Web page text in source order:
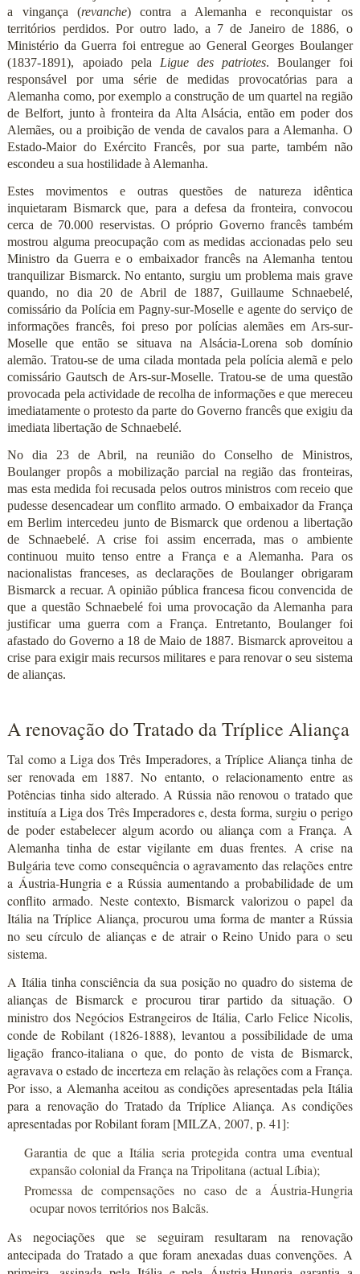
a vingança (revanche) contra a Alemanha e reconquistar os
territórios perdidos. Por outro lado, a 7 de Janeiro de 1886, o
Ministério da Guerra foi entregue ao General Georges Boulanger
(1837-1891), apoiado pela Ligue des patriotes. Boulanger foi
responsável por uma série de medidas provocatórias para a
Alemanha como, por exemplo a construção de um quartel na região
de Belfort, junto à fronteira da Alta Alsácia, então em poder dos
Alemães, ou a proibição de venda de cavalos para a Alemanha. O
Estado-Maior do Exército Francês, por sua parte, também não
escondeu a sua hostilidade à Alemanha.
Estes movimentos e outras questões de natureza idêntica
inquietaram Bismarck que, para a defesa da fronteira, convocou
cerca de 70.000 reservistas. O próprio Governo francês também
mostrou alguma preocupação com as medidas accionadas pelo seu
Ministro da Guerra e o embaixador francês na Alemanha tentou
tranquilizar Bismarck. No entanto, surgiu um problema mais grave
quando, no dia 20 de Abril de 1887, Guillaume Schnaebelé,
comissário da Polícia em Pagny-sur-Moselle e agente do serviço de
informações francês, foi preso por polícias alemães em Ars-sur-
Moselle que então se situava na Alsácia-Lorena sob domínio
alemão. Tratou-se de uma cilada montada pela polícia alemã e pelo
comissário Gautsch de Ars-sur-Moselle. Tratou-se de uma questão
provocada pela actividade de recolha de informações e que mereceu
imediatamente o protesto da parte do Governo francês que exigiu da
imediata libertação de Schnaebelé.
No dia 23 de Abril, na reunião do Conselho de Ministros,
Boulanger propôs a mobilização parcial na região das fronteiras,
mas esta medida foi recusada pelos outros ministros com receio que
pudesse desencadear um conflito armado. O embaixador da França
em Berlim intercedeu junto de Bismarck que ordenou a libertação
de Schnaebelé. A crise foi assim encerrada, mas o ambiente
continuou muito tenso entre a França e a Alemanha. Para os
nacionalistas franceses, as declarações de Boulanger obrigaram
Bismarck a recuar. A opinião pública francesa ficou convencida de
que a questão Schnaebelé foi uma provocação da Alemanha para
justificar uma guerra com a França. Entretanto, Boulanger foi
afastado do Governo a 18 de Maio de 1887. Bismarck aproveitou a
crise para exigir mais recursos militares e para renovar o seu sistema
de alianças.
A renovação do Tratado da Tríplice Aliança
Tal como a Liga dos Três Imperadores, a Tríplice Aliança tinha de
ser renovada em 1887. No entanto, o relacionamento entre as
Potências tinha sido alterado. A Rússia não renovou o tratado que
instituía a Liga dos Três Imperadores e, desta forma, surgiu o perigo
de poder estabelecer algum acordo ou aliança com a França. A
Alemanha tinha de estar vigilante em duas frentes. A crise na
Bulgária teve como consequência o agravamento das relações entre
a Áustria-Hungria e a Rússia aumentando a probabilidade de um
conflito armado. Neste contexto, Bismarck valorizou o papel da
Itália na Tríplice Aliança, procurou uma forma de manter a Rússia
no seu círculo de alianças e de atrair o Reino Unido para o seu
sistema.
A Itália tinha consciência da sua posição no quadro do sistema de
alianças de Bismarck e procurou tirar partido da situação. O
ministro dos Negócios Estrangeiros de Itália, Carlo Felice Nicolis,
conde de Robilant (1826-1888), levantou a possibilidade de uma
ligação franco-italiana o que, do ponto de vista de Bismarck,
agravava o estado de incerteza em relação às relações com a França.
Por isso, a Alemanha aceitou as condições apresentadas pela Itália
para a renovação do Tratado da Tríplice Aliança. As condições
apresentadas por Robilant foram [MILZA, 2007, p. 41]:
Garantia de que a Itália seria protegida contra uma eventual
expansão colonial da França na Tripolitana (actual Líbia);
Promessa de compensações no caso de a Áustria-Hungria
ocupar novos territórios nos Balcãs.
As negociações que se seguiram resultaram na renovação
antecipada do Tratado a que foram anexadas duas convenções. A